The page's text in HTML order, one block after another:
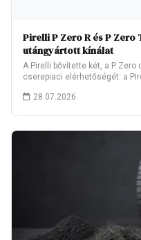
Pirelli P Zero R és P Zero
utángyártott kínálat
A Pirelli bővítette két, a P
cserepiaci elérhetőségét: a
28.07.2026